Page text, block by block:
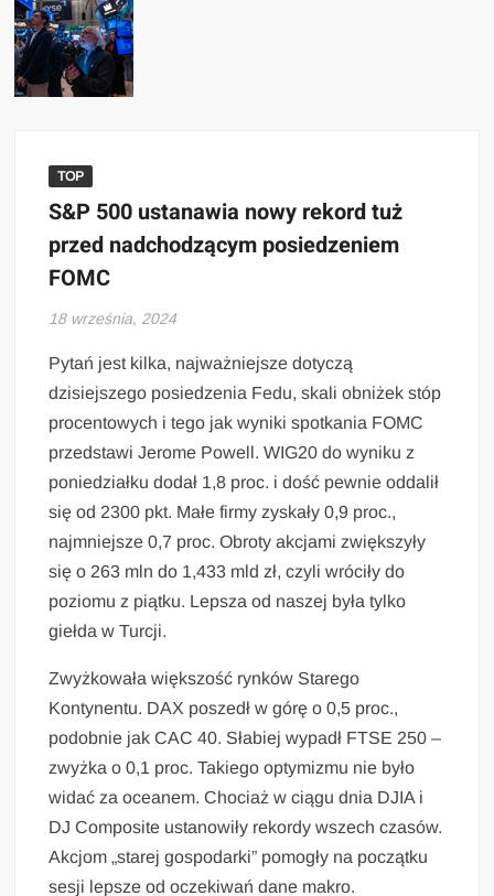
TOP
S&P 500 ustanawia nowy rekord tuż
przed nadchodzącym posiedzeniem
FOMC
18 września, 2024
Pytań jest kilka, najważniejsze dotyczą
dzisiejszego posiedzenia Fedu, skali obniżek stóp
procentowych i tego jak wyniki spotkania FOMC
przedstawi Jerome Powell. WIG20 do wyniku z
poniedziałku dodał 1,8 proc. i dość pewnie oddalił
się od 2300 pkt. Małe firmy zyskały 0,9 proc.,
najmniejsze 0,7 proc. Obroty akcjami zwiększyły
się o 263 mln do 1,433 mld zł, czyli wróciły do
poziomu z piątku. Lepsza od naszej była tylko
giełda w Turcji.
Zwyżkowała większość rynków Starego
Kontynentu. DAX poszedł w górę o 0,5 proc.,
podobnie jak CAC 40. Słabiej wypadł FTSE 250 –
zwyżka o 0,1 proc. Takiego optymizmu nie było
widać za oceanem. Chociaż w ciągu dnia DJIA i
DJ Composite ustanowiły rekordy wszech czasów.
Akcjom „starej gospodarki” pomogły na początku
sesji lepsze od oczekiwań dane makro.